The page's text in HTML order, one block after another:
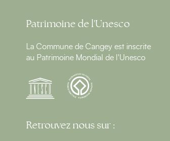
Patrimoine de l'Unesco
La Commune de Cangey est inscrite
au Patrimoine Mondial de l'Unesco
Retrouvez nous sur :